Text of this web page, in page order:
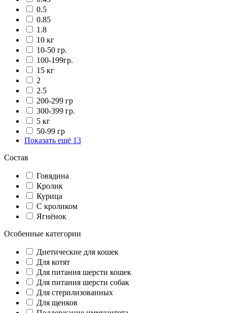
0.5
0.85
1.8
10 кг
10-50 гр.
100-199гр.
15 кг
2
2.5
200-299 гр
300-399 гр.
5 кг
50-99 гр
Показать ещё 13
Состав
Говядина
Кролик
Курица
С кроликом
Ягнёнок
Особенные категории
Диетические для кошек
Для котят
Для питания шерсти кошек
Для питания шерсти собак
Для стерилизованных
Для щенков